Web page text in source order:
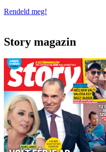
Rendeld meg!
Story magazin